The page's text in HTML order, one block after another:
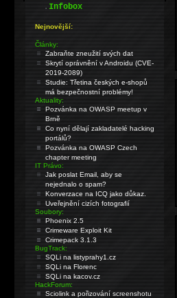
.Infobox
Nejnovější:
Články:
Zabraňte zneužití svých dat
Skrytí oprávnění v Androidu (CVE-
2019-2089)
Studie: Třetina českých e-shopů
má bezpečnostní problémy!
Aktuality:
Pozvánka na OWASP meetup v
Brně
Co nyní dělají zakladatelé hacking
portálů?
Pozvánka na OWASP Czech
chapter meeting
IT Právo:
Jak poslat Email, aby se
nejednalo o spam?
Konverzace na ICQ jako důkaz.
Uveřejnění cizích fotografií
Soubory:
Phoenix 2.5
Crimeware Exploit Kit
Crimepack 3.1.3
BugTrack:
SQLi na listyprahy1.cz
SQLi na Florenc
SQLi na kacov.cz
HackForum:
Sciolink a pořizování screenshotu